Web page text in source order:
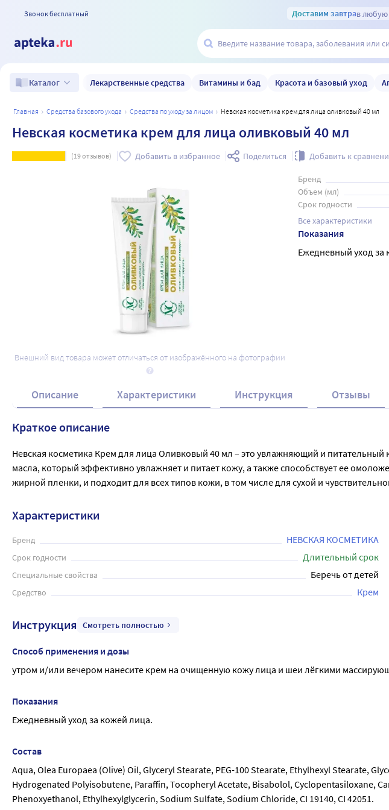
Звонок бесплатный Доставим завтрав любую
Каталог Лекарственные средства Витамины и бад Красота и базовый уход
главная средства базового ухода средства по уходу за лицом Невская косметика крем для лица оливковый 40 мл
Невская косметика крем для лица оливковый 40 мл
(19отзывов) Добавить в избранное Поделиться Добавить к
Внешний вид товара может отличаться от изображённого на фотографии
Бренд
Объем (мл)
Срок годности
Все характеристики
Показания
Ежедневный уход за
Описание Характеристики Инструкция Отзывы
Краткое описание
Невская косметика Крем для лица Оливковый 40 мл – это увлажняющий и
масла, который эффективно увлажняет и питает кожу, а также способствует ее
жирной пленки, и подходит для всех типов кожи, в том числе для сухой и
Характеристики
Бренд НЕВСКАЯ КОСМЕТИКА
Срок годности Длительный срок
Специальные свойства Беречь от детей
Средство Крем
Инструкция Смотреть полностью
Способ применения и дозы
утром и/или вечером нанесите крем на очищенную кожу лица и шеи лёгкими
Показания
Ежедневный уход за кожей лица.
Состав
Aqua, Olea Europaea (Olive) Oil, Glyceryl Stearate, PEG-100 Stearate, Ethylhexyl Stearate,
Hydrogenated Polyisobutene, Paraffin, Tocopheryl Acetate, Bisabolol, Cуclopentasiloxane,
Phenoxyethanol, Ethylhexylglycerin, Sodium Sulfate, Sodium Chloride, СI 19140, CI 42051.